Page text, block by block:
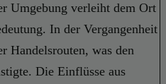
Umgebung verleiht dem Ort
In der Vergangenheit
Handelsrouten, was den
Die Einflüsse aus